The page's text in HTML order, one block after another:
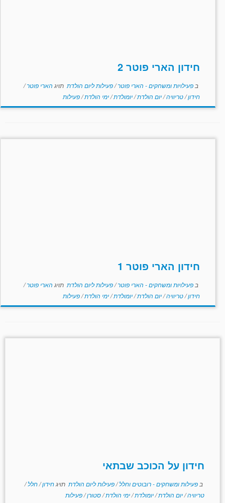
חידון הארי פוטר 2
ב פעילויות ומשחקים - הארי פוטר/פעילות ליום הולדת תויג הארי פוטר/
חידון/טריוויה/יום הולדת/יומולדת/ימי הולדת/פעילות
חידון הארי פוטר 1
ב פעילויות ומשחקים - הארי פוטר/פעילות ליום הולדת תויג הארי פוטר/
חידון/טריוויה/יום הולדת/יומולדת/ימי הולדת/פעילות
חידון על הכוכב שבתאי
ב פעילות ומשחקים - רובוטים וחלל/פעילות ליום הולדת תויגחידון/חלל/
טריוויה/יום הולדת/יומולדת/ימי הולדת/סטורן/פעילות